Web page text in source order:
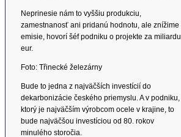
Neprinesie nám to vyššiu produkciu,
zamestnanosť ani pridanú hodnotu, ale znížime
emisie, hovorí šéf podniku o projekte za miliardu
eur.
Foto: Třinecké železárny
Bude to jedna z najväčších investícií do
dekarbonizácie českého priemyslu. A v podniku,
ktorý je najväčším výrobcom ocele v krajine, to
bude najväčšou investíciou od 80. rokov
minulého storočia.